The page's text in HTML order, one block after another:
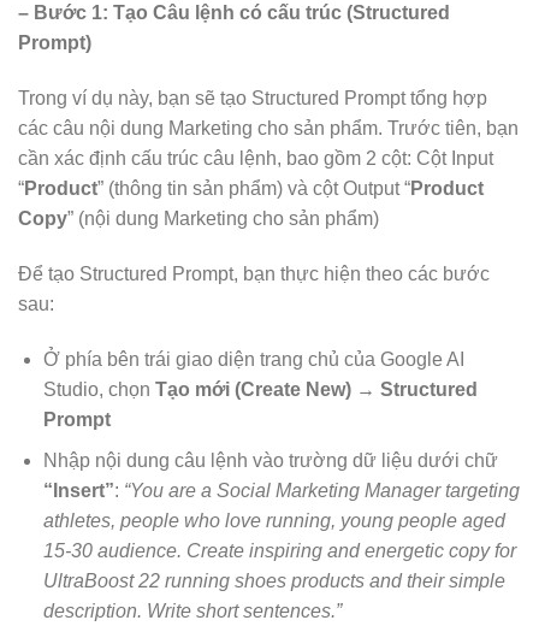
– Bước 1: Tạo Câu lệnh có cấu trúc (Structured
Prompt)
Trong ví dụ này, bạn sẽ tạo Structured Prompt tổng hợp
các câu nội dung Marketing cho sản phẩm. Trước tiên, bạn
cần xác định cấu trúc câu lệnh, bao gồm 2 cột: Cột Input
“Product” (thông tin sản phẩm) và cột Output “Product
Copy” (nội dung Marketing cho sản phẩm)
Để tạo Structured Prompt, bạn thực hiện theo các bước
sau:
Ở phía bên trái giao diện trang chủ của Google AI
Studio, chọn Tạo mới (Create New) → Structured
Prompt
Nhập nội dung câu lệnh vào trường dữ liệu dưới chữ
“Insert”: “You are a Social Marketing Manager targeting
athletes, people who love running, young people aged
15-30 audience. Create inspiring and energetic copy for
UltraBoost 22 running shoes products and their simple
description. Write short sentences.”